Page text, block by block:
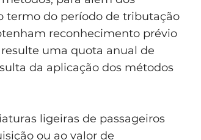
termo do período de tributação
reconhecimento prévio
uma quota anual de
da aplicação dos métodos
ligeiras de passageiros
ou ao valor de